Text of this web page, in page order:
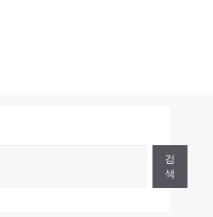
검
색